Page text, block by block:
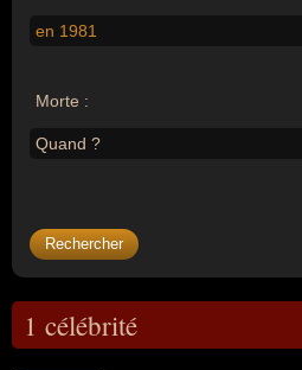
en 1981
Morte :
Quand ?
1 célébrité